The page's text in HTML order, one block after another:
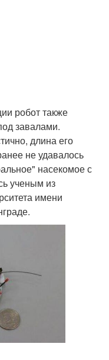
робот также
завалами.
длина его
не удавалось
насекомое с
ученым из
имени